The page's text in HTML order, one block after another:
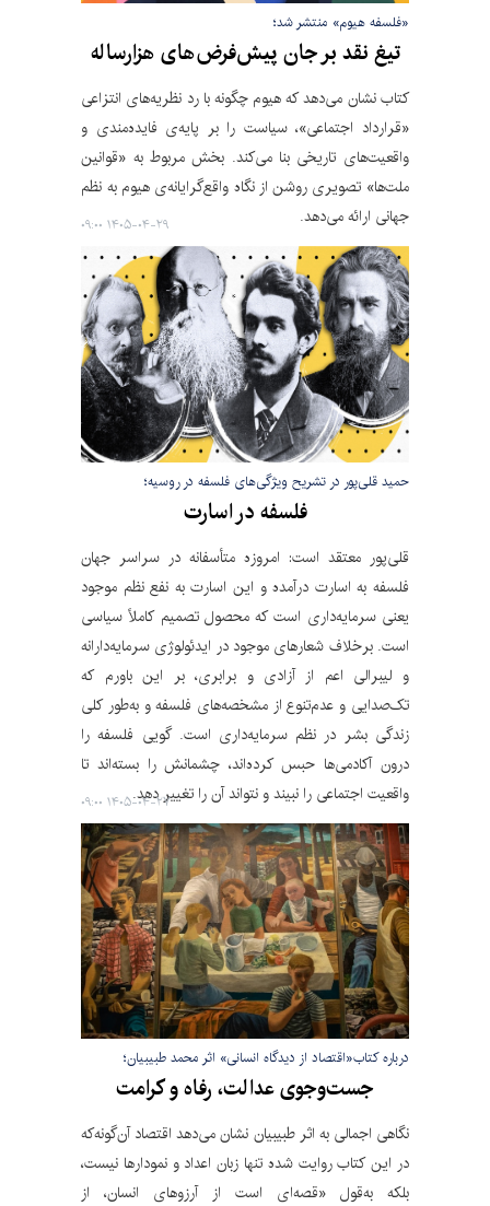
«فلسفه هیوم» منتشر شد؛
تیغ نقد بر ‌جان پیش‌فرض‌های هزارساله‌
کتاب نشان می‌دهد که هیوم چگونه با رد نظریه‌های انتزاعی
«قرارداد اجتماعی»، سیاست را بر پایه‌ی فایده‌مندی و
واقعیت‌های تاریخی بنا می‌کند. بخش مربوط به «قوانین
ملت‌ها» تصویری روشن از نگاه واقع‌گرایانه‌ی هیوم به نظم
جهانی ارائه می‌دهد.
۱۴۰۵-۰۴-۲۹ ۰۹:۰۰
حمید قلی‌پور در تشریح ویژگی‌های فلسفه در روسیه؛
فلسفه در اسارت
قلی‌پور معتقد است: امروزه متأسفانه در سراسر جهان
فلسفه به اسارت درآمده و این اسارت به نفع نظم موجود
یعنی سرمایه‌داری است که محصول تصمیم کاملاً سیاسی
است. برخلاف شعارهای موجود در ایدئولوژی سرمایه‌دارانه
و لیبرالی اعم از آزادی و برابری، بر این باورم که
تک‌صدایی و عدم‌تنوع از مشخصه‌های فلسفه و به‌طور کلی
زندگی بشر در نظم سرمایه‌داری است. گویی فلسفه را
درون آکادمی‌ها حبس کرده‌اند، چشمانش را بسته‌اند تا
واقعیت اجتماعی را نبیند و نتواند آن را تغییر دهد.
۱۴۰۵-۰۴-۲۷ ۰۹:۰۰
درباره کتاب«اقتصاد از دیدگاه انسانی» اثر محمد طبیبیان؛
جست‌وجوی عدالت، رفاه و کرامت
نگاهی اجمالی به اثر طبیبیان نشان می‌دهد اقتصاد آن‌گونه‌که
در این کتاب روایت شده تنها زبان اعداد و نمودارها نیست،
بلکه به‌قول «قصه‌ای است از آرزوهای انسان، از